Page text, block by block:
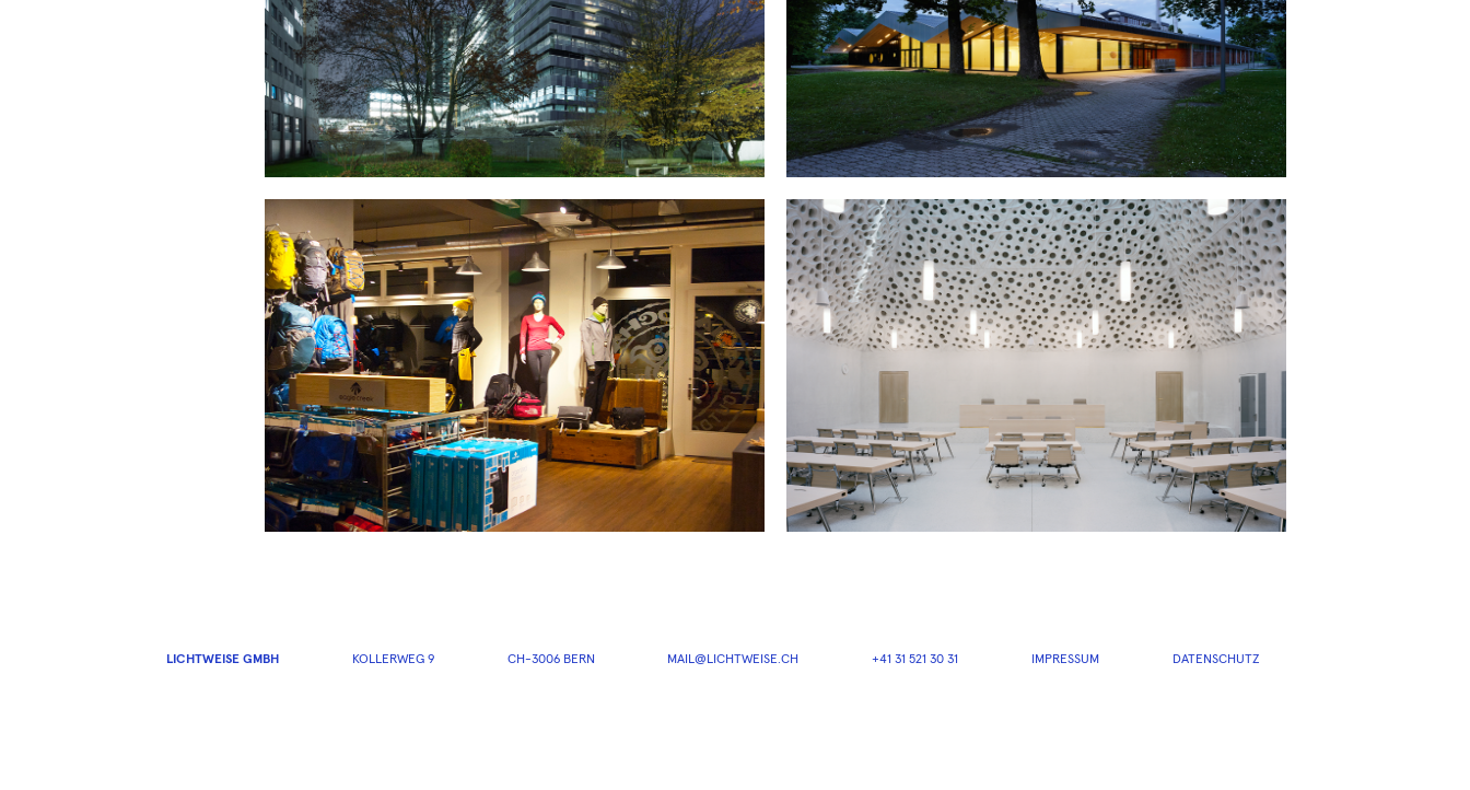
LICHTWEISE GMBH KOLLERWEG 9 CH-3006 BERN MAIL@LICHTWEISE.CH +41 31 521 30 31 IMPRESSUM DATENSCHUTZ